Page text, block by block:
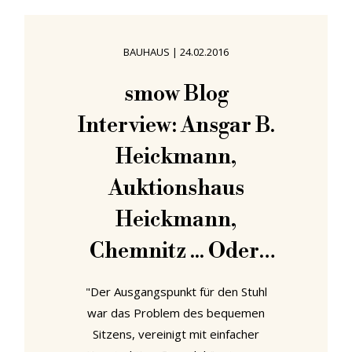
Prinzipien, denen er auf elegante Art
und Weise mit seinem neuen Stuhl
Griffbereit treu geblieben ist. In
mehrerer Hinsicht ist der Stuhl
Griffbereit
BAUHAUS | 24.02.2016
smow Blog
Interview: Ansgar B.
Heickmann,
Auktionshaus
Heickmann,
Chemnitz ... Oder,
wie man einen
Marcel Breuer
Stuhl für 55.000
"Der Ausgangspunkt für den Stuhl
war das Problem des bequemen
Sitzens, vereinigt mit einfacher